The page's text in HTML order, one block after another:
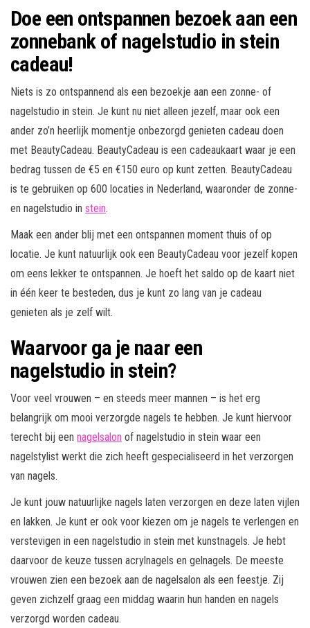
Doe een ontspannen bezoek aan een
zonnebank of nagelstudio in stein
cadeau!
Niets is zo ontspannend als een bezoekje aan een zonne- of
nagelstudio in stein. Je kunt nu niet alleen jezelf, maar ook een
ander zo’n heerlijk momentje onbezorgd genieten cadeau doen
met BeautyCadeau. BeautyCadeau is een cadeaukaart waar je een
bedrag tussen de €5 en €150 euro op kunt zetten. BeautyCadeau
is te gebruiken op 600 locaties in Nederland, waaronder de zonne-
en nagelstudio in stein.
Maak een ander blij met een ontspannen moment thuis of op
locatie. Je kunt natuurlijk ook een BeautyCadeau voor jezelf kopen
om eens lekker te ontspannen. Je hoeft het saldo op de kaart niet
in één keer te besteden, dus je kunt zo lang van je cadeau
genieten als je zelf wilt.
Waarvoor ga je naar een
nagelstudio in stein?
Voor veel vrouwen – en steeds meer mannen – is het erg
belangrijk om mooi verzorgde nagels te hebben. Je kunt hiervoor
terecht bij een nagelsalon of nagelstudio in stein waar een
nagelstylist werkt die zich heeft gespecialiseerd in het verzorgen
van nagels.
Je kunt jouw natuurlijke nagels laten verzorgen en deze laten vijlen
en lakken. Je kunt er ook voor kiezen om je nagels te verlengen en
verstevigen in een nagelstudio in stein met kunstnagels. Je hebt
daarvoor de keuze tussen acrylnagels en gelnagels. De meeste
vrouwen zien een bezoek aan de nagelsalon als een feestje. Zij
geven zichzelf graag een middag waarin hun handen en nagels
verzorgd worden cadeau.